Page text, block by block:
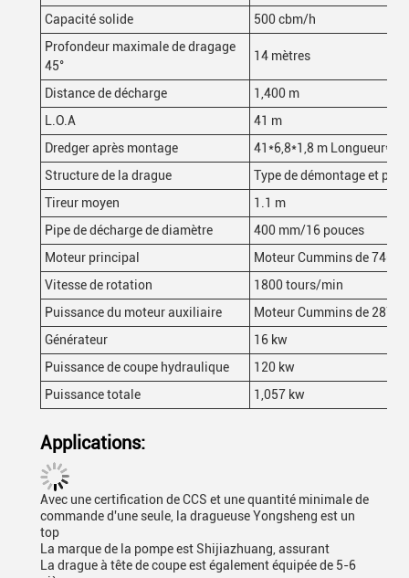
Capacité solide
500 cbm/h
Profondeur maximale de dragage
45°
14 mètres
Distance de décharge
1,400 m
L.O.A
41 m
Dredger après montage
41*6,8*1,8 m Longueur*
Structure de la drague
Type de démontage et
Tireur moyen
1.1 m
Pipe de décharge de diamètre
400 mm/16 pouces
Moteur principal
Moteur Cummins de 746
Vitesse de rotation
1800 tours/min
Puissance du moteur auxiliaire
Moteur Cummins de 287
Générateur
16 kw
Puissance de coupe hydraulique
120 kw
Puissance totale
1,057 kw
Applications:
Avec une certification de CCS et une quantité minimale de
commande d'une seule, la dragueuse Yongsheng est un
top
La marque de la pompe est Shijiazhuang, assurant
La drague à tête de coupe est également équipée de 5-6